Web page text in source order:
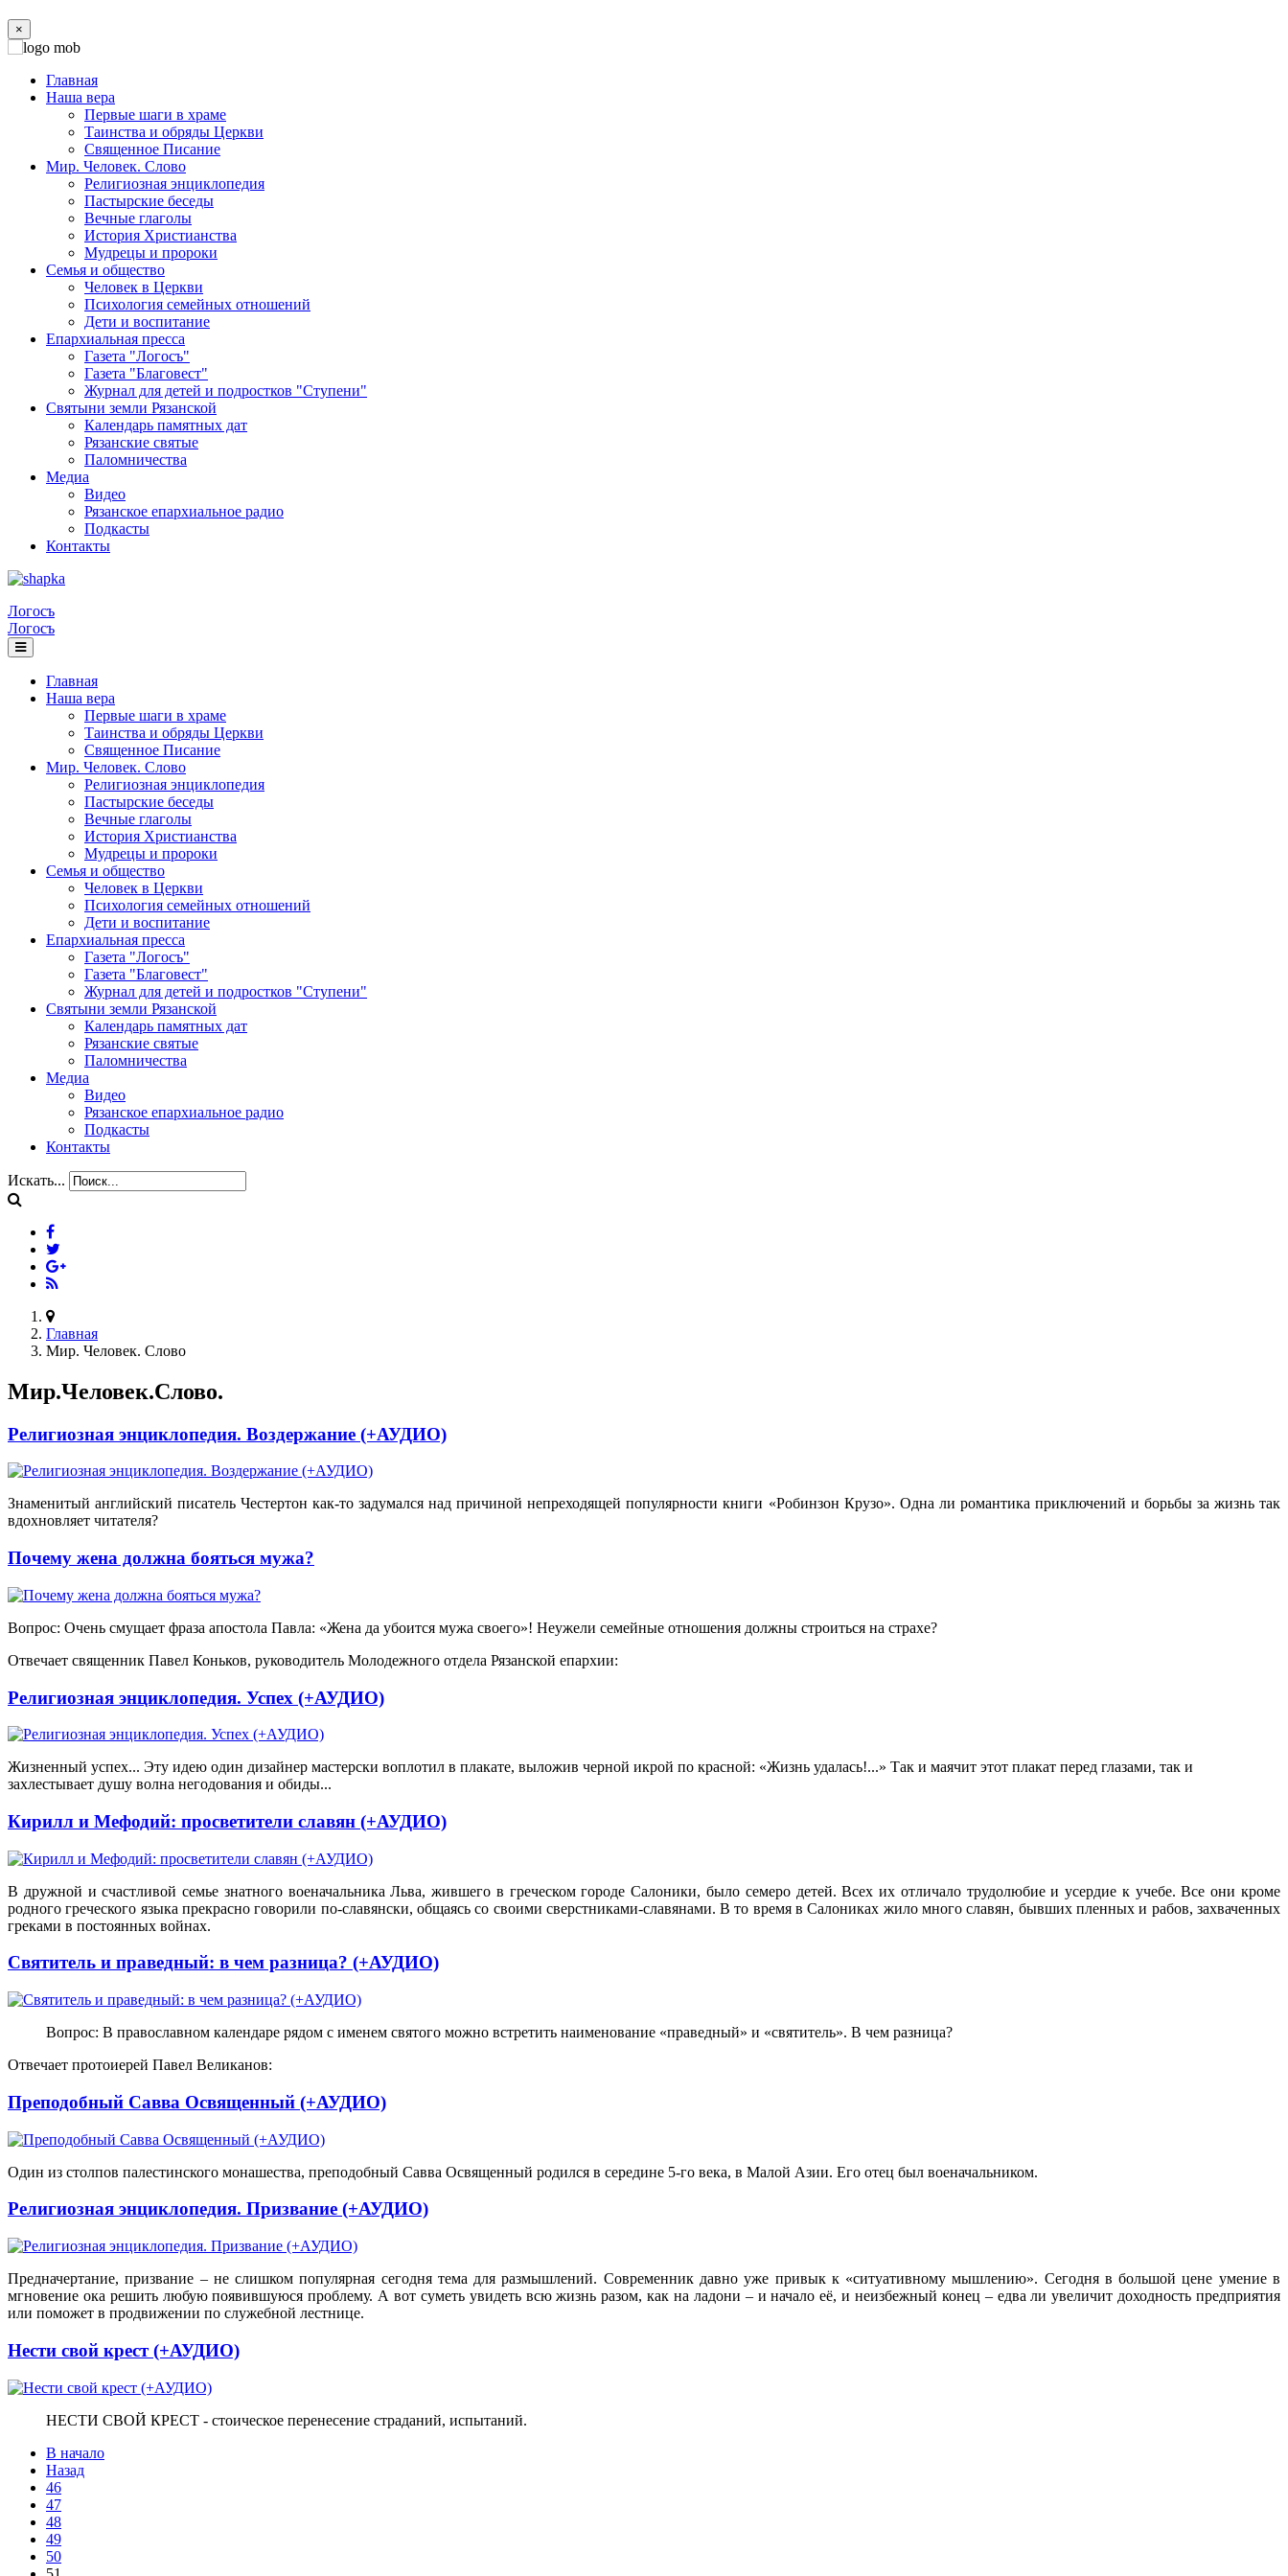
×
Главная
Наша вера
Первые шаги в храме
Таинства и обряды Церкви
Священное Писание
Мир. Человек. Слово
Религиозная энциклопедия
Пастырские беседы
Вечные глаголы
История Христианства
Мудрецы и пророки
Семья и общество
Человек в Церкви
Психология семейных отношений
Дети и воспитание
Епархиальная пресса
Газета "Логосъ"
Газета "Благовест"
Журнал для детей и подростков "Ступени"
Святыни земли Рязанской
Календарь памятных дат
Рязанские святые
Паломничества
Медиа
Видео
Рязанское епархиальное радио
Подкасты
Контакты
Логосъ
Логосъ
Главная
Наша вера
Первые шаги в храме
Таинства и обряды Церкви
Священное Писание
Мир. Человек. Слово
Религиозная энциклопедия
Пастырские беседы
Вечные глаголы
История Христианства
Мудрецы и пророки
Семья и общество
Человек в Церкви
Психология семейных отношений
Дети и воспитание
Епархиальная пресса
Газета "Логосъ"
Газета "Благовест"
Журнал для детей и подростков "Ступени"
Святыни земли Рязанской
Календарь памятных дат
Рязанские святые
Паломничества
Медиа
Видео
Рязанское епархиальное радио
Подкасты
Контакты
Искать...
Главная
Мир. Человек. Слово
Мир.Человек.Слово.
Религиозная энциклопедия. Воздержание (+АУДИО)
Знаменитый английский писатель Честертон как-то задумался над причиной непреходящей популярности книги «Робинзон Крузо». Одна ли романтика приключений и борьбы за жизнь так
вдохновляет читателя?
Почему жена должна бояться мужа?
Вопрос: Очень смущает фраза апостола Павла: «Жена да убоится мужа своего»! Неужели семейные отношения должны строиться на страхе?
Отвечает священник Павел Коньков, руководитель Молодежного отдела Рязанской епархии:
Религиозная энциклопедия. Успех (+АУДИО)
Жизненный успех... Эту идею один дизайнер мастерски воплотил в плакате, выложив черной икрой по красной: «Жизнь удалась!...» Так и маячит этот плакат перед глазами, так и
захлестывает душу волна негодования и обиды...
Кирилл и Мефодий: просветители славян (+АУДИО)
В дружной и счастливой семье знатного военачальника Льва, жившего в греческом городе Салоники, было семеро детей. Всех их отличало трудолюбие и усердие к учебе. Все они кроме
родного греческого языка прекрасно говорили по-славянски, общаясь со своими сверстниками-славянами. В то время в Салониках жило много славян, бывших пленных и рабов, захваченных
греками в постоянных войнах.
Святитель и праведный: в чем разница? (+АУДИО)
Вопрос: В православном календаре рядом с именем святого можно встретить наименование «праведный» и «святитель». В чем разница?
Отвечает протоиерей Павел Великанов:
Преподобный Савва Освященный (+АУДИО)
Один из столпов палестинского монашества, преподобный Савва Освященный родился в середине 5-го века, в Малой Азии. Его отец был военачальником.
Религиозная энциклопедия. Призвание (+АУДИО)
Предначертание, призвание – не слишком популярная сегодня тема для размышлений. Современник давно уже привык к «ситуативному мышлению». Сегодня в большой цене умение в
мгновение ока решить любую появившуюся проблему. А вот суметь увидеть всю жизнь разом, как на ладони – и начало её, и неизбежный конец – едва ли увеличит доходность предприятия
или поможет в продвижении по служебной лестнице.
Нести свой крест (+АУДИО)
НЕСТИ СВОЙ КРЕСТ - стоическое перенесение страданий, испытаний.
В начало
Назад
46
47
48
49
50